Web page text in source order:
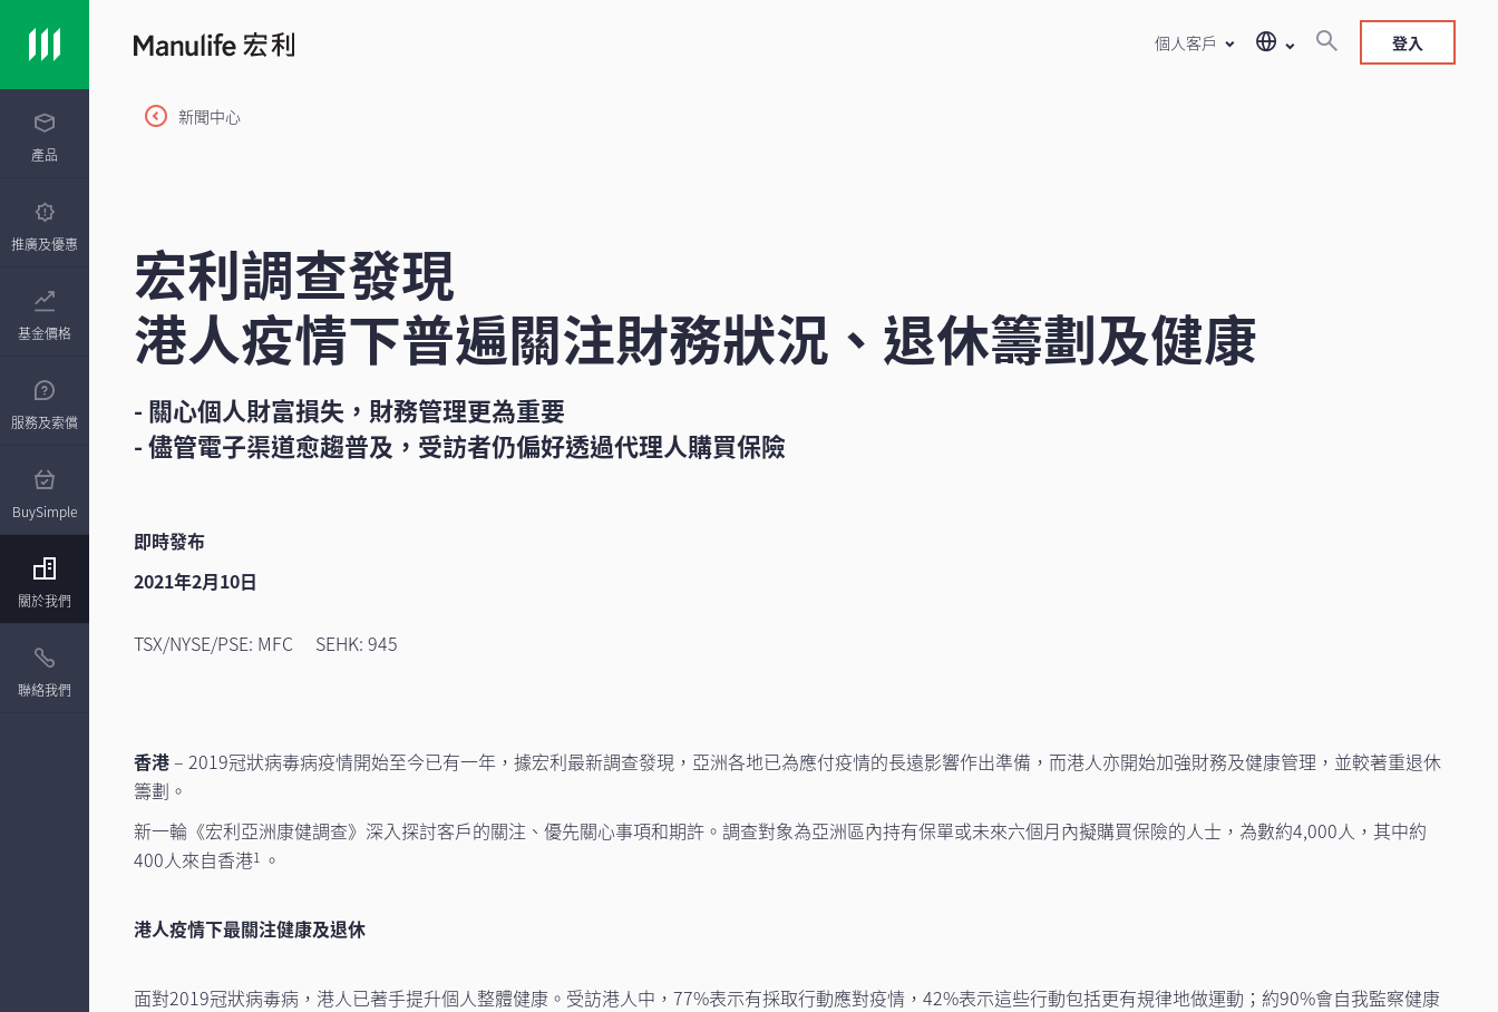
產品
推廣及優惠
基金價格
服務及索償
BuySimple
關於我們
聯絡我們
個人客戶 登入
新聞中心
宏利調查發現
港人疫情下普遍關注財務狀況、退休籌劃及健康
- 關心個人財富損失，財務管理更為重要
- 儘管電子渠道愈趨普及，受訪者仍偏好透過代理人購買保險
即時發布
2021年2月10日
TSX/NYSE/PSE: MFC SEHK: 945
香港– 2019冠狀病毒病疫情開始至今已有一年，據宏利最新調查發現，亞洲各地已為應付疫情的長遠影響作出準備，而港人亦開始加強財務及健康管理，並較著重退休
籌劃。
新一輪《宏利亞洲康健調查》深入探討客戶的關注、優先關心事項和期許。調查對象為亞洲區內持有保單或未來六個月內擬購買保險的人士，為數約4,000人，其中約
400人來自香港1 。
港人疫情下最關注健康及退休
面對2019冠狀病毒病，港人已著手提升個人整體健康。受訪港人中，77%表示有採取行動應對疫情，42%表示這些行動包括更有規律地做運動；約90%會自我監察健康